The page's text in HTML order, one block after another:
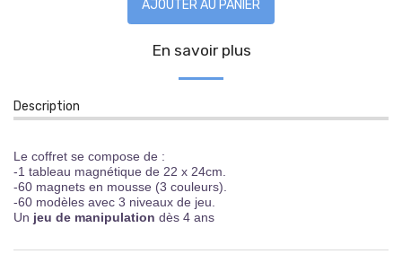
AJOUTER AU PANIER
En savoir plus
Description
Le coffret se compose de :
-1 tableau magnétique de 22 x 24cm.
-60 magnets en mousse (3 couleurs)
-60 modèles avec 3 niveaux de jeu.
Un jeu de manipulation dès 4 ans